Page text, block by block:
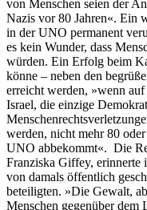
von Menschen seien der
Nazis vor 80 Jahren«. Ein
in der UNO permanent
es kein Wunder, dass
würden. Ein Erfolg beim
könne – neben den
erreicht werden, »wenn
Israel, die einzige
werden, nicht mehr 80
UNO abbekommt«. Die
Franziska Giffey, erinnerte
von damals öffentlich
beteiligten. »Die Gewalt,
Menschen gegenüber dem